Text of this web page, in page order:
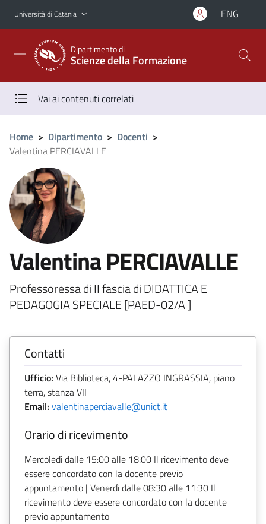
Vai al contenuto principale
Vai al menu di navigazione
Università di Catania ENG
Dipartimento di
Scienze della Formazione
Vai ai contenuti correlati
Home > Dipartimento > Docenti >
Valentina PERCIAVALLE
Valentina PERCIAVALLE
Professoressa di II fascia di DIDATTICA E
PEDAGOGIA SPECIALE [PAED-02/A ]
Contatti
Ufficio: Via Biblioteca, 4-PALAZZO INGRASSIA, piano
terra, stanza VII
Email: valentinaperciavalle@unict.it
Orario di ricevimento
Mercoledì dalle 15:00 alle 18:00 Il ricevimento deve
essere concordato con la docente previo
appuntamento | Venerdì dalle 08:30 alle 11:30 Il
ricevimento deve essere concordato con la docente
previo appuntamento